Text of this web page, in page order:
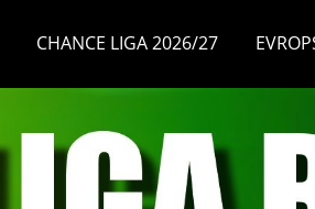
CHANCE LIGA 2026/27